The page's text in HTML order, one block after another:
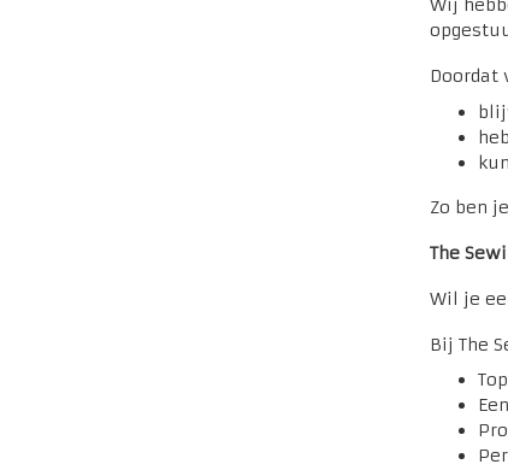
Wij
Doordat
Zo ben
The
Wil je
Bij The